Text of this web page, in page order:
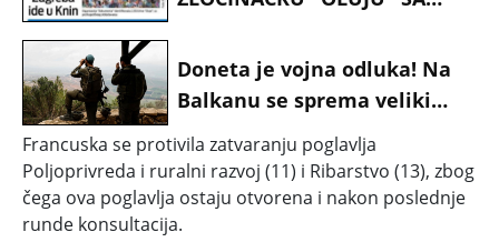
Spajić i Mandić šalju
delegaciju u Knin
Doneta je vojna odluka! Na
Balkanu se sprema veliki
ratni užas: Posledice će biti
katastrofalne
Francuska se protivila zatvaranju poglavlja
Poljoprivreda i ruralni razvoj (11) i Ribarstvo (13), zbog
čega ova poglavlja ostaju otvorena i nakon poslednje
runde konsultacija.